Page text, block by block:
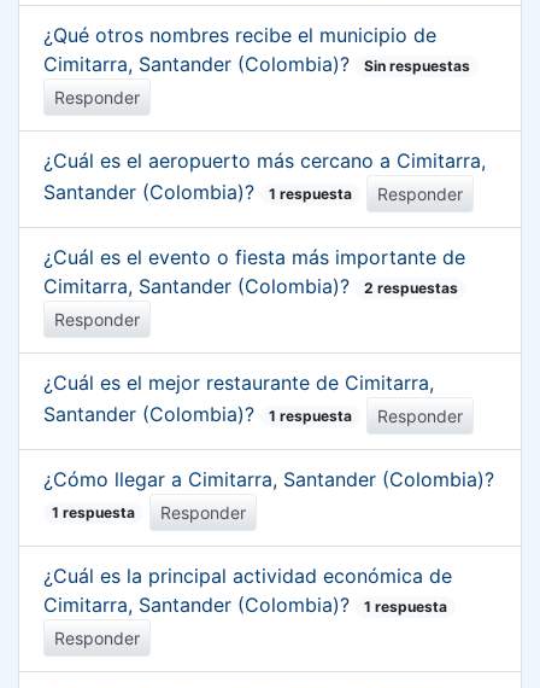
¿Qué otros nombres recibe el municipio de
Cimitarra, Santander (Colombia)?
Sin respuestas
Responder
¿Cuál es el aeropuerto más cercano a Cimitarra,
Santander (Colombia)?
1 respuesta Responder
¿Cuál es el evento o fiesta más importante de
Cimitarra, Santander (Colombia)?
2 respuestas
Responder
¿Cuál es el mejor restaurante de Cimitarra,
Santander (Colombia)?
1 respuesta Responder
¿Cómo llegar a Cimitarra, Santander (Colombia)?
1 respuesta Responder
¿Cuál es la principal actividad económica de
Cimitarra, Santander (Colombia)?
1 respuesta
Responder